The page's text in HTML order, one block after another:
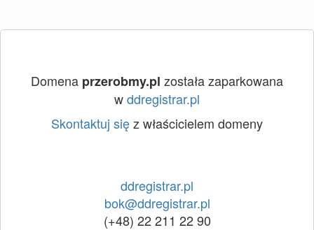
Domena przerobmy.pl została zaparkowana
wddregistrar.pl
Skontaktuj sięz właścicielem domeny
ddregistrar.pl
bok@ddregistrar.pl
(+48) 22 211 22 90